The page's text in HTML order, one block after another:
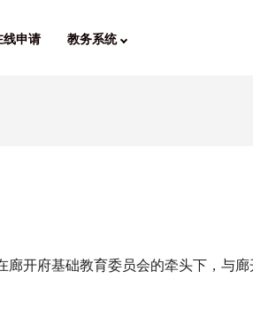
线申请 教务系统
廊开府基础教育委员会的牵头下，与廊